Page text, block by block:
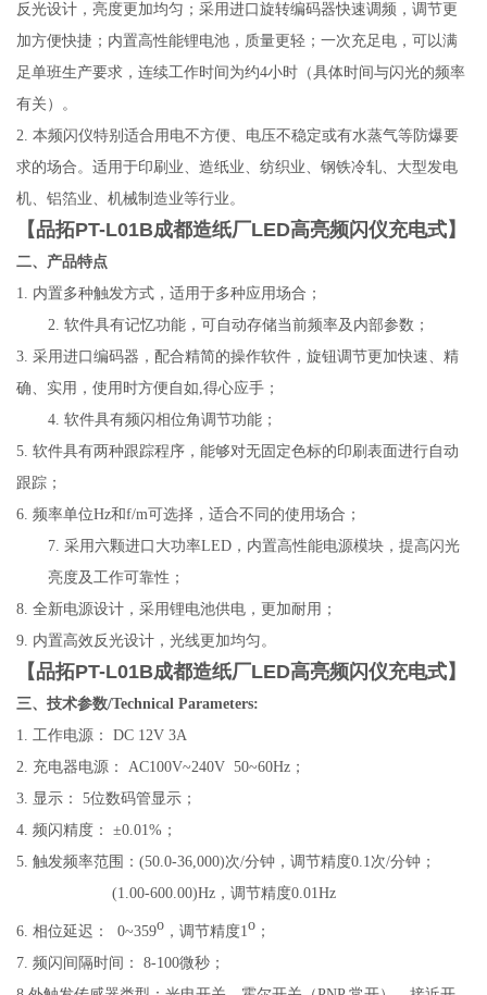
反光设计，亮度更加均匀；采用进口旋转编码器快速调频，调节更
加方便快捷；内置高性能锂电池，质量更轻；一次充足电，可以满
足单班生产要求，连续工作时间为约4小时（具体时间与闪光的频率
有关）。
2. 本频闪仪特别适合用电不方便、电压不稳定或有水蒸气等防爆要
求的场合。适用于印刷业、造纸业、纺织业、钢铁冷轧、大型发电
机、铝箔业、机械制造业等行业。
【品拓PT-L01B成都造纸厂LED高亮频闪仪充电式】
二、产品特点
1. 内置多种触发方式，适用于多种应用场合；
2. 软件具有记忆功能，可自动存储当前频率及内部参数；
3. 采用进口编码器，配合精简的操作软件，旋钮调节更加快速、精
确、实用，使用时方便自如,得心应手；
4. 软件具有频闪相位角调节功能；
5. 软件具有两种跟踪程序，能够对无固定色标的印刷表面进行自动
跟踪；
6. 频率单位Hz和f/m可选择，适合不同的使用场合；
7. 采用六颗进口大功率LED，内置高性能电源模块，提高闪光
亮度及工作可靠性；
8. 全新电源设计，采用锂电池供电，更加耐用；
9. 内置高效反光设计，光线更加均匀。
【品拓PT-L01B成都造纸厂LED高亮频闪仪充电式】
三、技术参数/Technical Parameters:
1. 工作电源：DC 12V 3A
2. 充电器电源：
AC100V~240V 50~60Hz；
3. 显示：
5位数码管显示；
4. 频闪精度： ±0.01% ；
5. 触发频率范围：(50.0-36,000)次/分钟，调节精度0.1次/分钟；
(1.00-600.00)Hz，调节精度0.01Hz
6. 相位延迟： 0~359o ，调节精度1o ；
7. 频闪间隔时间： 8-100微秒；